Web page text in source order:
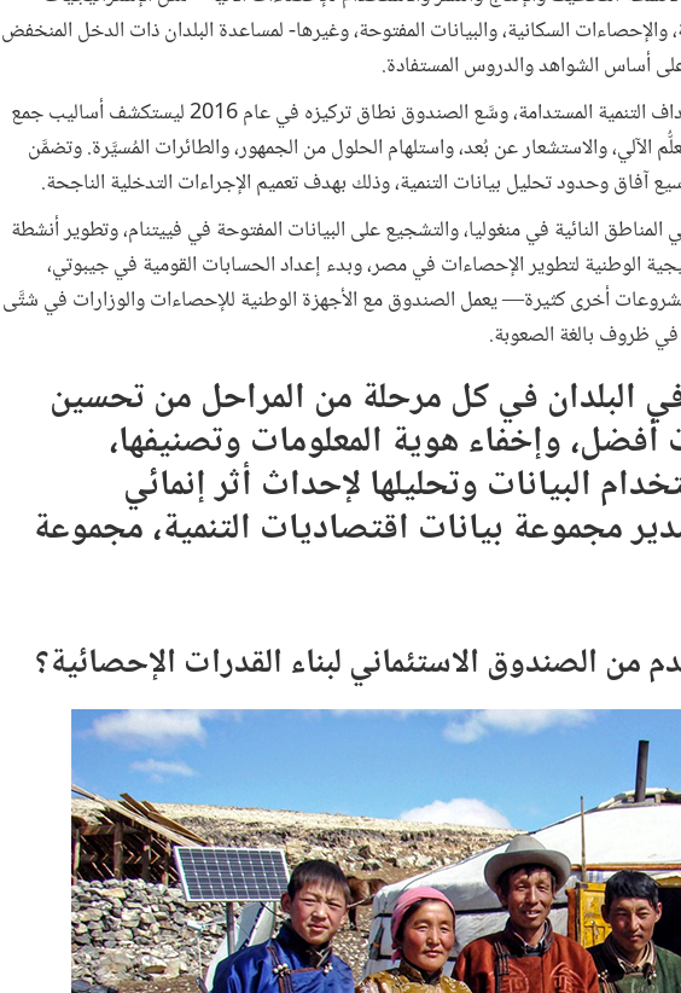
والإحصاءات السكانية، والبيانات المفتوحة، وغيرها- لمساعدة البلدان ذات الدخل المنخفض
أساس الشواهد والدروس المستفادة.
وتماشيا مع نموذج البيانات الذي يُركِّز على أهداف التنمية المستدامة، وسَّع الصندوق نطاق تركيزه في عام 2016 ليستكشف أساليب جمع
الآلي، والاستشعار عن بُعد، واستلهام الحلول من الجمهور، والطائرات المُسيَّرة. وتضمَّن
وحدود تحليل بيانات التنمية، وذلك بهدف تعميم الإجراءات التدخلية الناجحة.
النائية في منغوليا، والتشجيع على البيانات المفتوحة في فييتنام، وتطوير أنشطة
الوطنية لتطوير الإحصاءات في مصر، وبدء إعداد الحسابات القومية في جيبوتي،
أخرى كثيرة— يعمل الصندوق مع الأجهزة الوطنية للإحصاءات والوزارات في شتَّى
في ظروف بالغة الصعوبة.
البلدان في كل مرحلة من المراحل من تحسين
أفضل، وإخفاء هوية المعلومات وتصنيفها،
البيانات وتحليلها لإحداث أثر إنمائي
مجموعة بيانات اقتصاديات التنمية، مجموعة
من الصندوق الاستئماني لبناء القدرات الإحصائية؟